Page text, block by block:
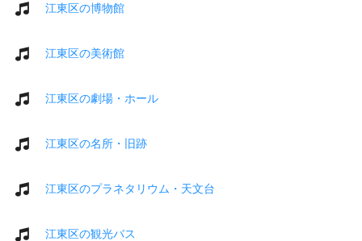
江東区の博物館
江東区の美術館
江東区の劇場・ホール
江東区の名所・旧跡
江東区のプラネタリウム・天文台
江東区の観光バス